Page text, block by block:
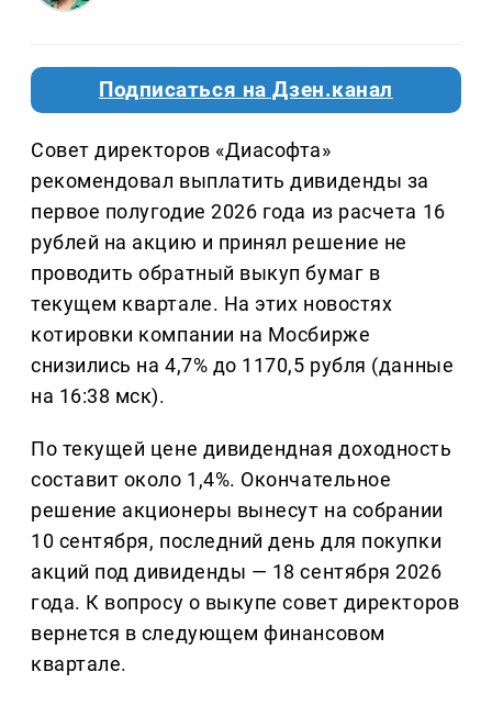
Подписаться на Дзен.канал
Совет директоров «Диасофта»
рекомендовал выплатить дивиденды за
первое полугодие 2026 года из расчета 16
рублей на акцию и принял решение не
проводить обратный выкуп бумаг в
текущем квартале. На этих новостях
котировки компании на Мосбирже
снизились на 4,7% до 1170,5 рубля (данные
на 16:38 мск).
По текущей цене дивидендная доходность
составит около 1,4%. Окончательное
решение акционеры вынесут на собрании
10 сентября, последний день для покупки
акций под дивиденды — 18 сентября 2026
года. К вопросу о выкупе совет директоров
вернется в следующем финансовом
квартале.